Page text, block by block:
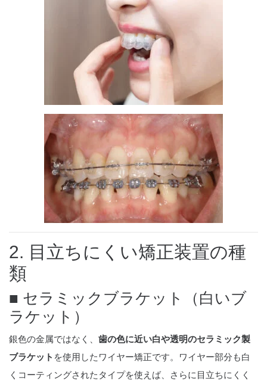
2. 目立ちにくい矯正装置の種
類
■ セラミックブラケット（白いブ
ラケット）
銀色の金属ではなく、 歯の色に近い白や透明のセラミック製
ブラケット を使用したワイヤー矯正です。ワイヤー部分も白
くコーティングされたタイプを使えば、さらに目立ちにくく